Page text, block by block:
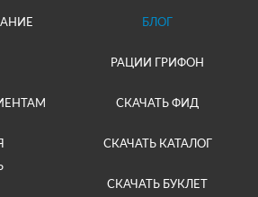
БЛОГ
РАЦИИ ГРИФОН
СКАЧАТЬ ФИД
СКАЧАТЬ КАТАЛОГ
СКАЧАТЬ БУКЛЕТ